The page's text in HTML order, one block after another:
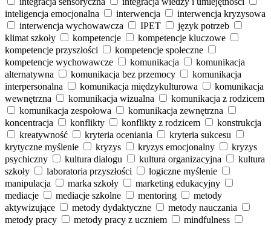
inteligencja emocjonalna
interwencja
interwencja kryzysowa
interwencja wychowawcza
IPET
język potrzeb
klimat szkoły
kompetencje
kompetencje kluczowe
kompetencje przyszłości
kompetencje społeczne
kompetencje wychowawcze
komunikacja
komunikacja
alternatywna
komunikacja bez przemocy
komunikacja
interpersonalna
komunikacja międzykulturowa
komunikacja
wewnętrzna
komunikacja wizualna
komunikacja z rodzicem
komunikacja zespołowa
komunikacja zewnętrzna
koncentracja
konflikty konflikty z rodzicem
konstrukcja
kreatywność
kryteria oceniania
kryteria sukcesu
krytyczne myślenie
kryzys kryzys emocjonalny
kryzys
psychiczny
kultura dialogu kultura organizacyjna
kultura
szkoły
laboratoria przyszłości
logiczne myślenie
manipulacja
marka szkoły
marketing edukacyjny
mediacje
mediacje szkolne mentoring
metody
aktywizujące
metody dydaktyczne
metody nauczania
metody pracy
metody pracy z uczniem
mindfulness